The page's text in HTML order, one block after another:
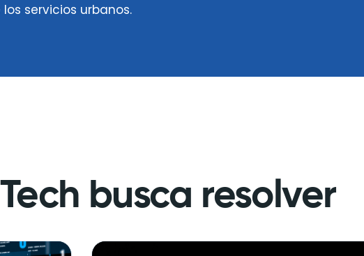
los servicios urbanos.
busca resolver